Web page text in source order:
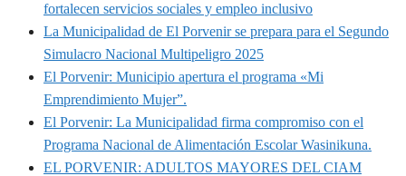
fortalecen servicios sociales y empleo inclusivo
La Municipalidad de El Porvenir se prepara para el Segundo
Simulacro Nacional Multipeligro 2025
El Porvenir: Municipio apertura el programa «Mi
Emprendimiento Mujer”.
El Porvenir: La Municipalidad firma compromiso con el
Programa Nacional de Alimentación Escolar Wasinikuna.
EL PORVENIR: ADULTOS MAYORES DEL CIAM